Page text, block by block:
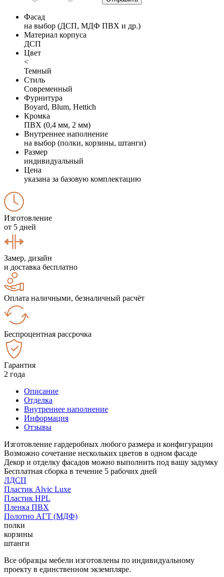
Фасад
на выбор (ДСП, МДФ ПВХ и др.)
Материал корпуса
ДСП
Цвет
<
Темный
Стиль
Современный
Фурнитура
Boyard, Blum, Hettich
Кромка
ПВХ (0,4 мм, 2 мм)
Внутреннее наполнение
на выбор (полки, корзины, штанги)
Размер
индивидуальный
Цена
указана за базовую комплектацию
Изготовление
от 5 дней
Замер, дизайн
и доставка бесплатно
Оплата наличными, безналичный расчёт
Беспроцентная рассрочка
Гарантия
2 года
Описание
Отделка
Внутреннее наполнение
Информация
Отзывы
Изготовление гардеробных любого размера и конфигурации
Возможно сочетание нескольких цветов в одном фасаде
Декор и отделку фасадов можно выполнить под вашу задумку
Бесплатная сборка в течение 5 рабочих дней
ЛДСП
Пластик Alvic Luxe
Пластик HPL
Пленка ПВХ
Полотно АГТ (МДФ)
полки
корзины
штанги
Все образцы мебели изготовлены по индивидуальному
проекту в единственном экземпляре.